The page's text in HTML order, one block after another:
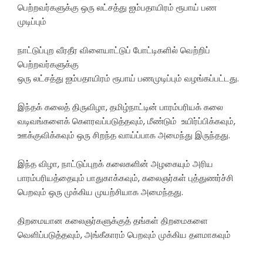
பெற்றவர்களுக்கு ஒரு லட்சத்து ஐம்பதாயிரம் ரூபாய் பண
முடிப்பும்
நாட்டுப்புற வீரதீர விளையாட்டுப் போட்டிகளில் வெற்றிப்
பெற்றவர்களுக்கு
ஒரு லட்சத்து ஐம்பதாயிரம் ரூபாய் பணமுடிப்பும் வழங்கப்பட்டது.
இந்தக் கலைத் திருவிழா, தமிழ்நாட்டின் பாரம்பரியக் கலை
வடிவங்களைக் கெளரவப்படுத்தவும், மீண்டும் உயிர்ப்பிக்கவும்,
ஊக்குவிக்கவும் ஒரு சிறந்த வாய்ப்பாக அமைந்து இருந்தது.
இந்த விழா, நாட்டுப்புறக் கலைகளின் அழகையும் அரிய
பாரம்பரியத்தையும் பாதுகாக்கவும், கலைஞர்கள் புத்துணர்ச்சி
பெறவும் ஒரு முக்கிய முயற்சியாக அமைந்தது.
திறமையான கலைஞர்களுக்குத் தங்கள் திறமைகளை
வெளிப்படுத்தவும், அங்கீகாரம் பெறவும் முக்கிய தளமாகவும்